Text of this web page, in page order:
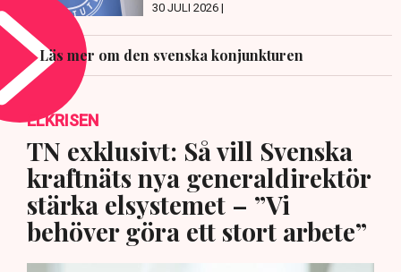
30 JULI 2026 |
Läs mer om den svenska konjunkturen
ELKRISEN
TN exklusivt: Så vill Svenska
kraftnäts nya generaldirektör
stärka elsystemet – ”Vi
behöver göra ett stort arbete”